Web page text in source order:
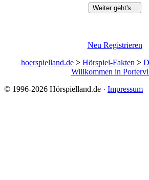
Neu Registrieren
hoerspielland.de > Hörspiel-Fakten >
Willkommen in
© 1996-2026 Hörspielland.de · Impressum